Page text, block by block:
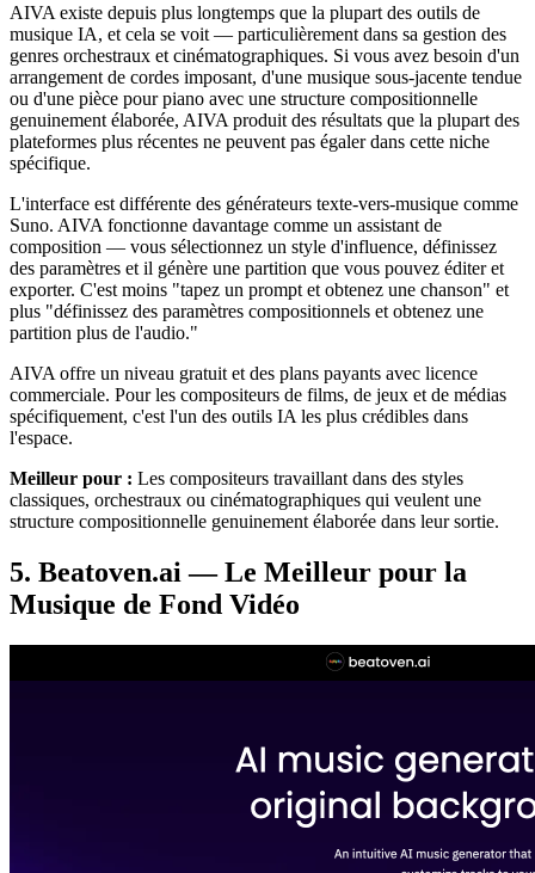
AIVA existe depuis plus longtemps que la plupart des outils de
musique IA, et cela se voit — particulièrement dans sa gestion des
genres orchestraux et cinématographiques. Si vous avez besoin d'un
arrangement de cordes imposant, d'une musique sous-jacente tendue
ou d'une pièce pour piano avec une structure compositionnelle
genuinement élaborée, AIVA produit des résultats que la plupart des
plateformes plus récentes ne peuvent pas égaler dans cette niche
spécifique.
L'interface est différente des générateurs texte-vers-musique comme
Suno. AIVA fonctionne davantage comme un assistant de
composition — vous sélectionnez un style d'influence, définissez
des paramètres et il génère une partition que vous pouvez éditer et
exporter. C'est moins "tapez un prompt et obtenez une chanson" et
plus "définissez des paramètres compositionnels et obtenez une
partition plus de l'audio."
AIVA offre un niveau gratuit et des plans payants avec licence
commerciale. Pour les compositeurs de films, de jeux et de médias
spécifiquement, c'est l'un des outils IA les plus crédibles dans
l'espace.
Meilleur pour : Les compositeurs travaillant dans des styles
classiques, orchestraux ou cinématographiques qui veulent une
structure compositionnelle genuinement élaborée dans leur sortie.
5. Beatoven.ai — Le Meilleur pour la
Musique de Fond Vidéo